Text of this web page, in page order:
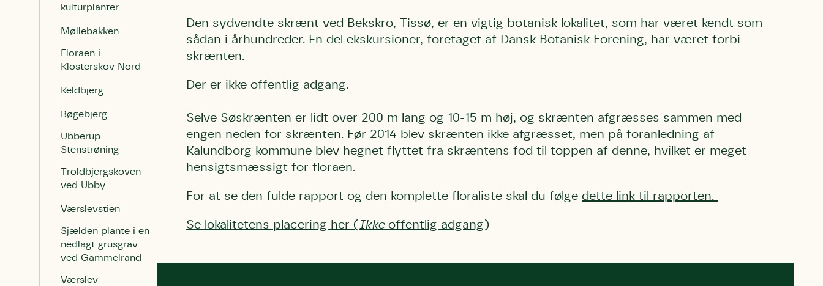
kulturplanter
Møllebakken
Floraen i
Klosterskov Nord
Keldbjerg
Bøgebjerg
Ubberup
Stenstrøning
Troldbjergskoven
ved Ubby
Værslevstien
Sjælden plante i en
nedlagt grusgrav
ved Gammelrand
Værslev
Den sydvendte skrænt ved Bekskro, Tissø, er en vigtig botanisk lokalitet, som har været kendt som
sådan i århundreder. En del ekskursioner, foretaget af Dansk Botanisk Forening, har været forbi
skrænten.
Der er ikke offentlig adgang.
Selve Søskrænten er lidt over 200 m lang og 10-15 m høj, og skrænten afgræsses sammen med
engen neden for skrænten. Før 2014 blev skrænten ikke afgræsset, men på foranledning af
Kalundborg kommune blev hegnet flyttet fra skræntens fod til toppen af denne, hvilket er meget
hensigtsmæssigt for floraen.
For at se den fulde rapport og den komplette floraliste skal du følge dette link til rapporten.
Se lokalitetens placering her ( Ikke offentlig adgang)
Du skriver under på
Test
Skriv under (hjørring)
Du skriver under på Storken tilbage til Kolding